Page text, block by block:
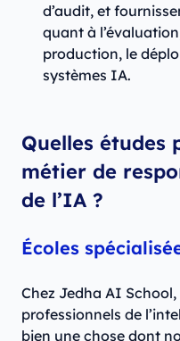
d’audit, et
quant à
production, le
systèmes IA.
Quelles études
métier de
de l’IA ?
Écoles
Chez Jedha AI
professionnels de
bien une chose dont